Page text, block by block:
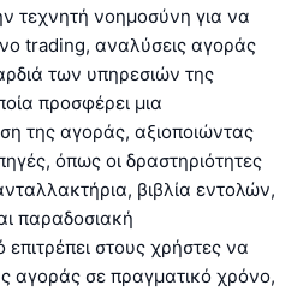
τεχνητή νοημοσύνη για να
trading, αναλύσεις αγοράς
των υπηρεσιών της
προσφέρει μια
της αγοράς, αξιοποιώντας
όπως οι δραστηριότητες
βιβλία εντολών,
παραδοσιακή
στους χρήστες να
αγοράς σε πραγματικό χρόνο,